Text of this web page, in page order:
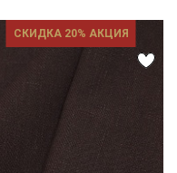
СКИДКА 20% АКЦИЯ